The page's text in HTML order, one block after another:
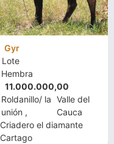
Gyr
Lote
Hembra
11.000.000,00
Roldanillo/ la
unión ,
Valle del
Cauca
Criadero el diamante
Cartago